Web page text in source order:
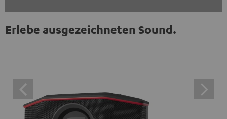
EINMALIG ZUSTIMMEN UND ANZEIGEN
werden. Mit dem Anklicken des Inhalts wird zugestimmt,
dass externe Inhalte angezeigt werden. Dabei können
Erlebe ausgezeichneten Sound.